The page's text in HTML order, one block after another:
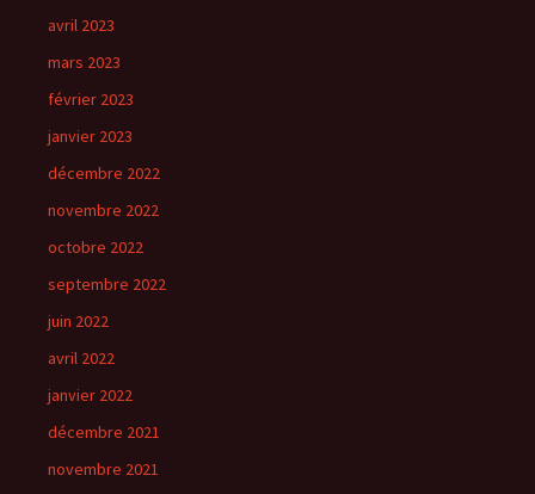
avril 2023
mars 2023
février 2023
janvier 2023
décembre 2022
novembre 2022
octobre 2022
septembre 2022
juin 2022
avril 2022
janvier 2022
décembre 2021
novembre 2021